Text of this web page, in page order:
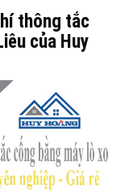
thông tắc
của Huy